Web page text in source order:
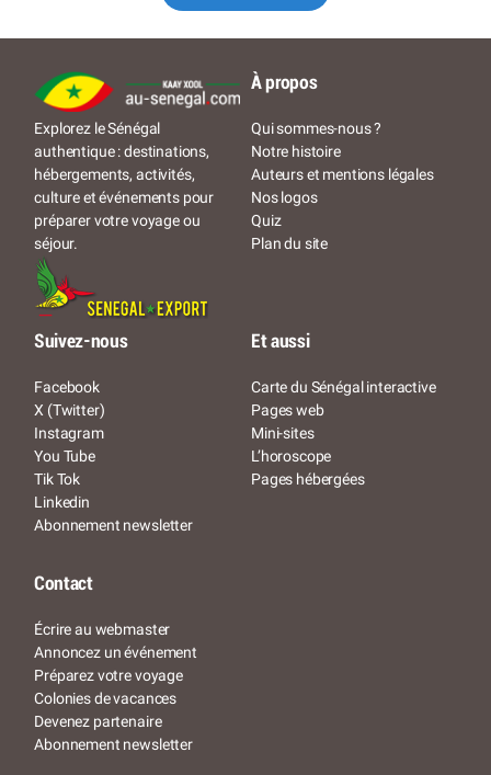
Explorez le Sénégal
authentique : destinations,
hébergements, activités,
culture et événements pour
préparer votre voyage ou
séjour.
À propos
Qui sommes-nous ?
Notre histoire
Auteurs et mentions légales
Nos logos
Quiz
Plan du site
Suivez-nous
Facebook
X (Twitter)
Instagram
You Tube
Tik Tok
Linkedin
Abonnement newsletter
Et aussi
Carte du Sénégal interactive
Pages web
Mini-sites
L’horoscope
Pages hébergées
Contact
Écrire au webmaster
Annoncez un événement
Préparez votre voyage
Colonies de vacances
Devenez partenaire
Abonnement newsletter